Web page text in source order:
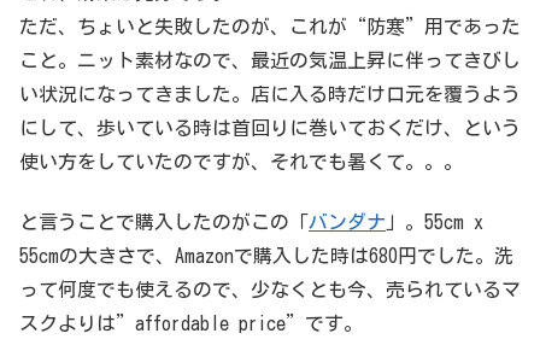
ただ、ちょいと失敗したのが、これが“防寒”用であった
こと。ニット素材なので、最近の気温上昇に伴ってきびし
い状況になってきました。店に入る時だけ口元を覆うよう
にして、歩いている時は首回りに巻いておくだけ、という
使い方をしていたのですが、それでも暑くて。。。
と言うことで購入したのがこの「バンダナ 」。55cm x
55cmの大きさで、Amazonで購入した時は680円でした。洗
って何度でも使えるので、少なくとも今、売られているマ
スクよりは”affordable price”です。